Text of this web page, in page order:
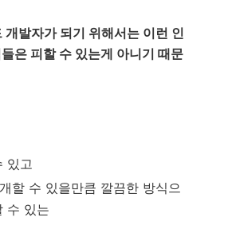
개발자가 되기 위해서는 이런 인
은 피할 수 있는게 아니기 때문
있고
할 수 있을만큼 깔끔한 방식으
수 있는